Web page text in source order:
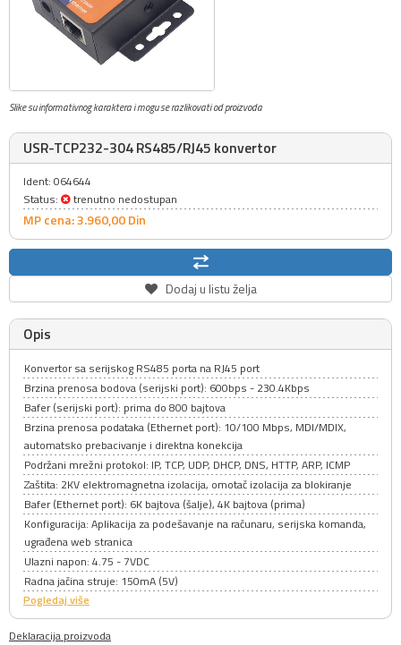
Slike su informativnog karaktera i mogu se razlikovati od proizvoda
USR-TCP232-304 RS485/RJ45 konvertor
Ident: 064644
Status:
trenutno nedostupan
MP cena: 3.960,00Din
Dodaj u listu želja
Opis
Konvertor sa serijskog RS485 porta na RJ45 port
Brzina prenosa bodova (serijski port): 600bps - 230.4Kbps
Bafer (serijski port): prima do 800 bajtova
Brzina prenosa podataka (Ethernet port): 10/100 Mbps, MDI/MDIX,
automatsko prebacivanje i direktna konekcija
Podržani mrežni protokol: IP, TCP, UDP, DHCP, DNS, HTTP, ARP, ICMP
Zaštita: 2KV elektromagnetna izolacija, omotač izolacija za blokiranje
Bafer (Ethernet port): 6K bajtova (šalje), 4K bajtova (prima)
Konfiguracija: Aplikacija za podešavanje na računaru, serijska komanda,
ugrađena web stranica
Ulazni napon: 4.75 - 7VDC
Radna jačina struje: 150mA (5V)
Pogledaj više
Deklaracija proizvoda